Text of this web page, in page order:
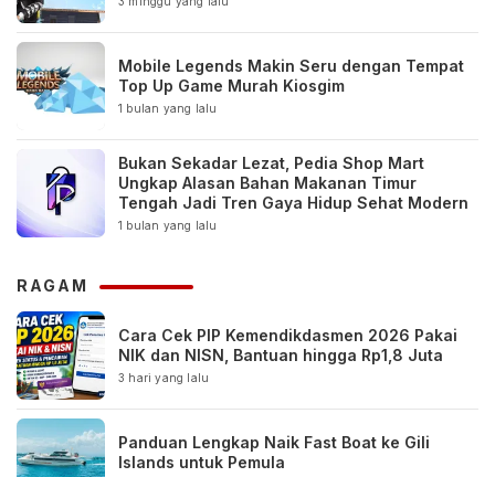
Mobile Legends Makin Seru dengan Tempat
Top Up Game Murah Kiosgim
1 bulan yang lalu
Bukan Sekadar Lezat, Pedia Shop Mart
Ungkap Alasan Bahan Makanan Timur
Tengah Jadi Tren Gaya Hidup Sehat Modern
1 bulan yang lalu
RAGAM
Cara Cek PIP Kemendikdasmen 2026 Pakai
NIK dan NISN, Bantuan hingga Rp1,8 Juta
3 hari yang lalu
Panduan Lengkap Naik Fast Boat ke Gili
Islands untuk Pemula